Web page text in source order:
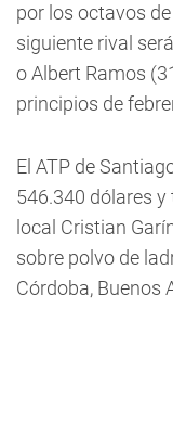
por los octavos
siguiente rival
o Albert Ramos
principios de
El ATP de
546.340 dólares
local Cristian
sobre polvo de
Córdoba, Buenos